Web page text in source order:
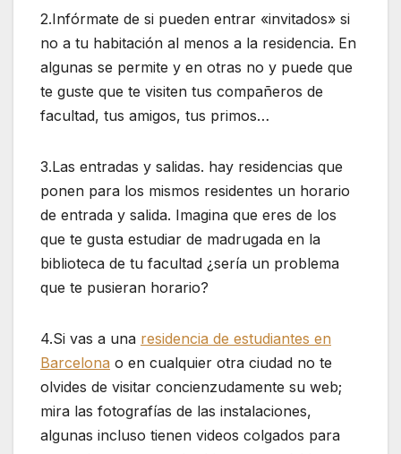
2.Infórmate de si pueden entrar «invitados» si
no a tu habitación al menos a la residencia. En
algunas se permite y en otras no y puede que
te guste que te visiten tus compañeros de
facultad, tus amigos, tus primos…
3.Las entradas y salidas. hay residencias que
ponen para los mismos residentes un horario
de entrada y salida. Imagina que eres de los
que te gusta estudiar de madrugada en la
biblioteca de tu facultad ¿sería un problema
que te pusieran horario?
4.Si vas a una residencia de estudiantes en
Barcelona o en cualquier otra ciudad no te
olvides de visitar concienzudamente su web;
mira las fotografías de las instalaciones,
algunas incluso tienen videos colgados para